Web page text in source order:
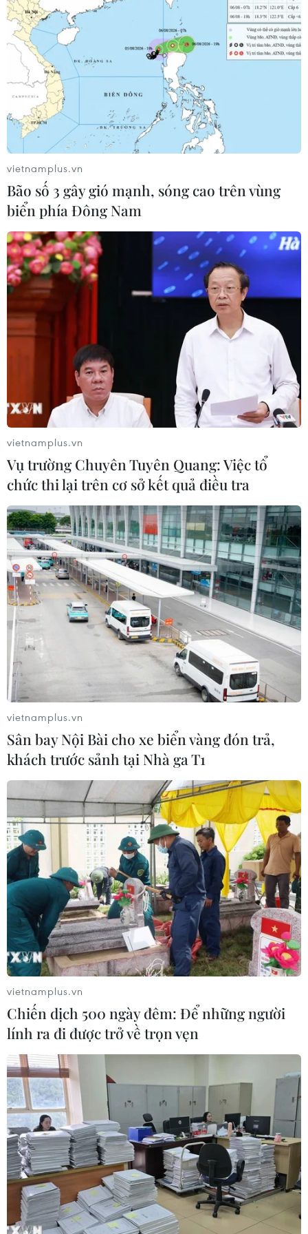
TIN CÙNG CHUYÊN MỤC
Mỹ phát tín hiệu ủng hộ ổn định
đồng won của Hàn Quốc
05/08/2026 23:26
Nhật Bản: Nội các thông qua chính
vietnamplus.vn
Bão số 3 gây gió mạnh, sóng cao trên vùng
biển phía Đông Nam
vietnamplus.vn
Vụ trường Chuyên Tuyên Quang: Việc tổ
chức thi lại trên cơ sở kết quả điều tra
vietnamplus.vn
Sân bay Nội Bài cho xe biển vàng đón trả,
khách trước sảnh tại Nhà ga T1
vietnamplus.vn
Chiến dịch 500 ngày đêm: Để những người
lính ra đi được trở về trọn vẹn